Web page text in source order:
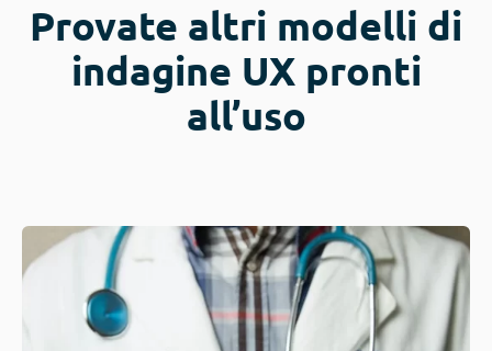
Provate altri modelli di
indagine UX pronti
all’uso